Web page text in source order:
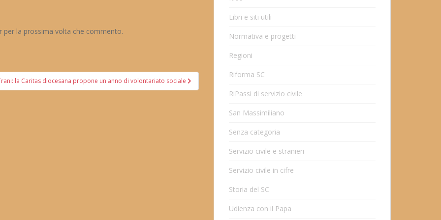
la prossima volta che commento.
la Caritas diocesana propone un anno di volontariato sociale
Libri e siti utili
Normativa e progetti
Regioni
Riforma SC
RiPassi di servizio civile
San Massimiliano
Senza categoria
Servizio civile e stranieri
Servizio civile in cifre
Storia del SC
Udienza con il Papa